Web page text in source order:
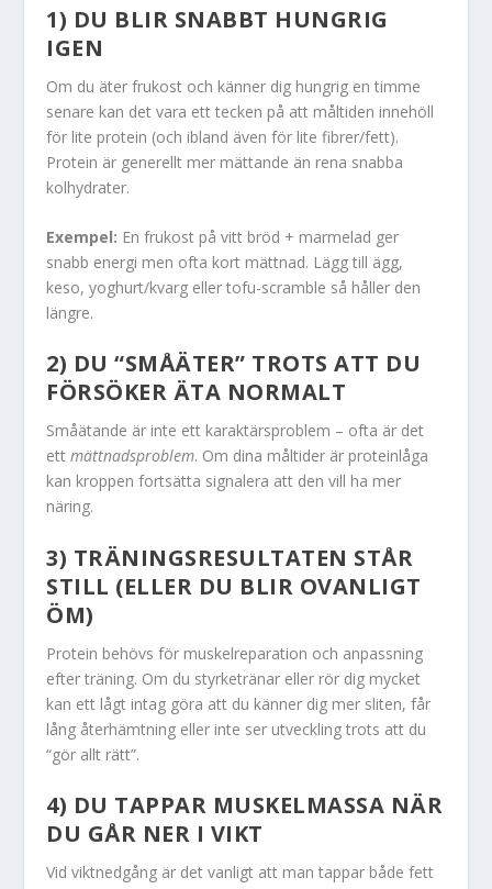
1) DU BLIR SNABBT HUNGRIG
IGEN
Om du äter frukost och känner dig hungrig en timme
senare kan det vara ett tecken på att måltiden innehöll
för lite protein (och ibland även för lite fibrer/fett).
Protein är generellt mer mättande än rena snabba
kolhydrater.
Exempel: En frukost på vitt bröd + marmelad ger
snabb energi men ofta kort mättnad. Lägg till ägg,
keso, yoghurt/kvarg eller tofu-scramble så håller den
längre.
2) DU “SMÅÄTER” TROTS ATT DU
FÖRSÖKER ÄTA NORMALT
Småätande är inte ett karaktärsproblem – ofta är det
ettmättnadsproblem. Om dina måltider är proteinlåga
kan kroppen fortsätta signalera att den vill ha mer
näring.
3) TRÄNINGSRESULTATEN STÅR
STILL (ELLER DU BLIR OVANLIGT
ÖM)
Protein behövs för muskelreparation och anpassning
efter träning. Om du styrketränar eller rör dig mycket
kan ett lågt intag göra att du känner dig mer sliten, får
lång återhämtning eller inte ser utveckling trots att du
“gör allt rätt”.
4) DU TAPPAR MUSKELMASSA NÄR
DU GÅR NER I VIKT
Vid viktnedgång är det vanligt att man tappar både fett